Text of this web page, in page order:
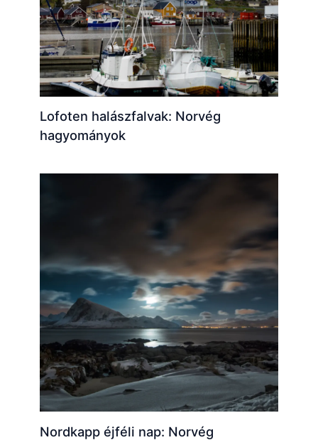
Lofoten halászfalvak: Norvég
hagyományok
Nordkapp éjféli nap: Norvég